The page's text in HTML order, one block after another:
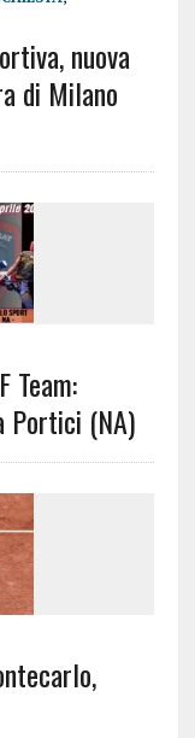
nuova
di Milano
Team:
Portici (NA)